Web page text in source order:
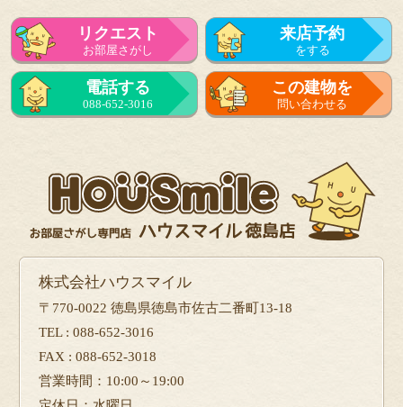
リクエスト
お部屋さがし
来店予約
をする
来店予約
をする
電話する
088-652-3016
この建物を
問い合わせる
株式会社ハウスマイル
〒770-0022 徳島県徳島市佐古二番町13-18
TEL : 088-652-3016
FAX : 088-652-3018
営業時間：10:00～19:00